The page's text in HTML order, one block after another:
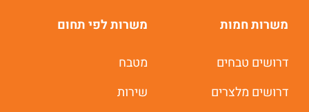
משרות חמות
דרושים טבחים
דרושים מלצרים
משרות לפי תחום
מטבח
שירות